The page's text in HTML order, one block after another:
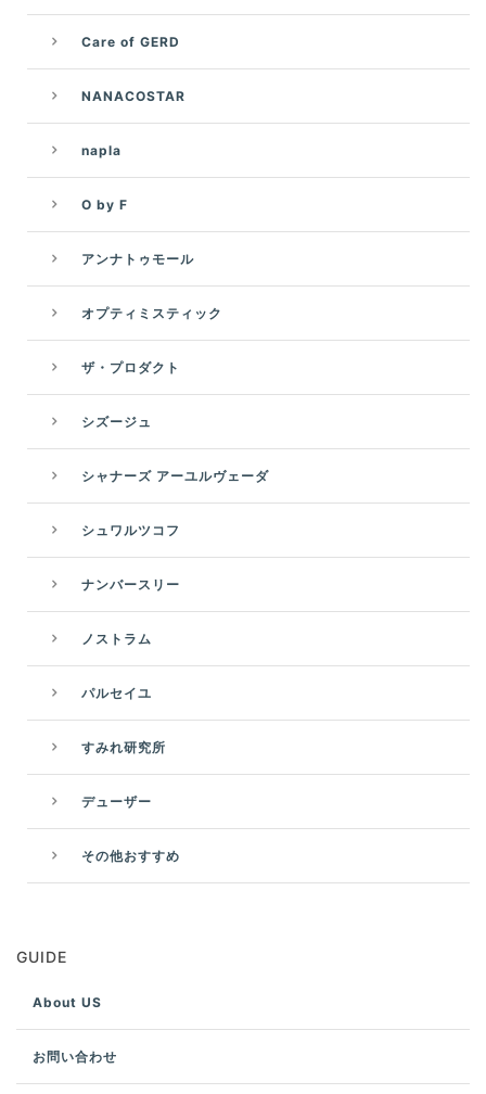
Care of GERD
NANACOSTAR
napla
O by F
アンナトゥモール
オプティミスティック
ザ・プロダクト
シズージュ
シャナーズ アーユルヴェーダ
シュワルツコフ
ナンバースリー
ノストラム
パルセイユ
すみれ研究所
デューザー
その他おすすめ
GUIDE
About US
お問い合わせ